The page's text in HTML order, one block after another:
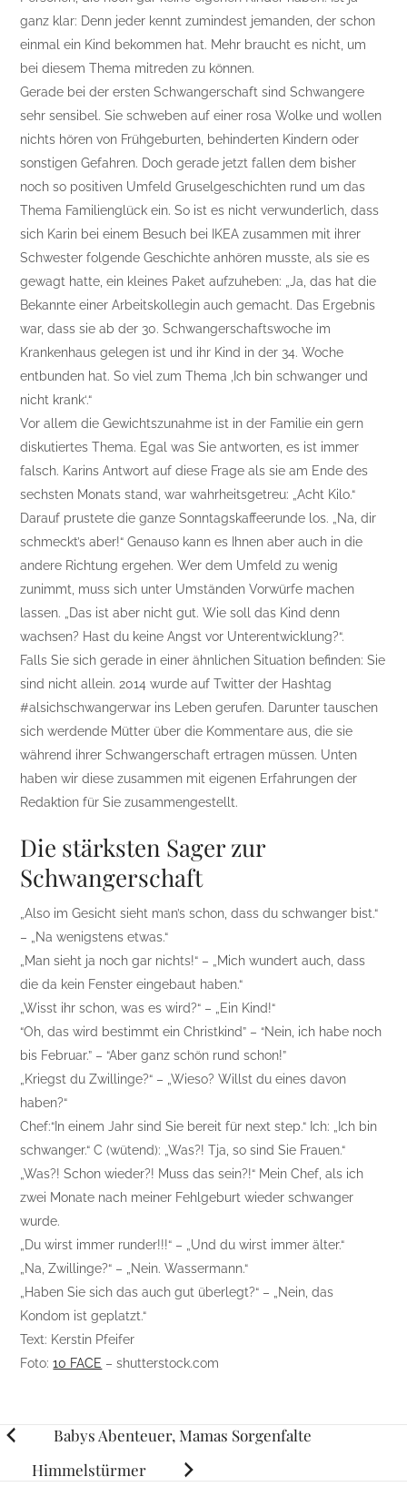
ganz klar: Denn jeder kennt zumindest jemanden, der schon
einmal ein Kind bekommen hat. Mehr braucht es nicht, um
bei diesem Thema mitreden zu können.
Gerade bei der ersten Schwangerschaft sind Schwangere
sehr sensibel. Sie schweben auf einer rosa Wolke und wollen
nichts hören von Frühgeburten, behinderten Kindern oder
sonstigen Gefahren. Doch gerade jetzt fallen dem bisher
noch so positiven Umfeld Gruselgeschichten rund um das
Thema Familienglück ein. So ist es nicht verwunderlich, dass
sich Karin bei einem Besuch bei IKEA zusammen mit ihrer
Schwester folgende Geschichte anhören musste, als sie es
gewagt hatte, ein kleines Paket aufzuheben: „Ja, das hat die
Bekannte einer Arbeitskollegin auch gemacht. Das Ergebnis
war, dass sie ab der 30. Schwangerschaftswoche im
Krankenhaus gelegen ist und ihr Kind in der 34. Woche
entbunden hat. So viel zum Thema ‚Ich bin schwanger und
nicht krank‘.“
Vor allem die Gewichtszunahme ist in der Familie ein gern
diskutiertes Thema. Egal was Sie antworten, es ist immer
falsch. Karins Antwort auf diese Frage als sie am Ende des
sechsten Monats stand, war wahrheitsgetreu: „Acht Kilo.“
Darauf prustete die ganze Sonntagskaffeerunde los. „Na, dir
schmeckt’s aber!“ Genauso kann es Ihnen aber auch in die
andere Richtung ergehen. Wer dem Umfeld zu wenig
zunimmt, muss sich unter Umständen Vorwürfe machen
lassen. „Das ist aber nicht gut. Wie soll das Kind denn
wachsen? Hast du keine Angst vor Unterentwicklung?“.
Falls Sie sich gerade in einer ähnlichen Situation befinden: Sie
sind nicht allein. 2014 wurde auf Twitter der Hashtag
#alsichschwangerwar ins Leben gerufen. Darunter tauschen
sich werdende Mütter über die Kommentare aus, die sie
während ihrer Schwangerschaft ertragen müssen. Unten
haben wir diese zusammen mit eigenen Erfahrungen der
Redaktion für Sie zusammengestellt.
Die stärksten Sager zur
Schwangerschaft
„Also im Gesicht sieht man’s schon, dass du schwanger bist.“
– „Na wenigstens etwas.“
„Man sieht ja noch gar nichts!“ – „Mich wundert auch, dass
die da kein Fenster eingebaut haben.“
„Wisst ihr schon, was es wird?“ – „Ein Kind!“
“Oh, das wird bestimmt ein Christkind” – “Nein, ich habe noch
bis Februar.” – “Aber ganz schön rund schon!”
„Kriegst du Zwillinge?“ – „Wieso? Willst du eines davon
haben?“
Chef:“In einem Jahr sind Sie bereit für next step.“ Ich: „Ich bin
schwanger.“ C (wütend): „Was?! Tja, so sind Sie Frauen.“
„Was?! Schon wieder?! Muss das sein?!“ Mein Chef, als ich
zwei Monate nach meiner Fehlgeburt wieder schwanger
wurde.
„Du wirst immer runder!!!“ – „Und du wirst immer älter.“
„Na, Zwillinge?“ – „Nein. Wassermann.“
„Haben Sie sich das auch gut überlegt?“ – „Nein, das
Kondom ist geplatzt.“
Text: Kerstin Pfeifer
Foto:10 FACE – shutterstock.com
Posts
navigation
Babys Abenteuer, Mamas Sorgenfalte
Himmelstürmer